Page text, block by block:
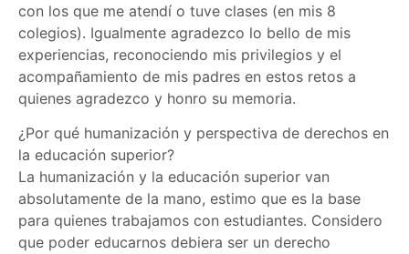
con los que me atendí o tuve clases (en mis 8
colegios). Igualmente agradezco lo bello de mis
experiencias, reconociendo mis privilegios y el
acompañamiento de mis padres en estos retos a
quienes agradezco y honro su memoria.
¿Por qué humanización y perspectiva de derechos en
la educación superior?
La humanización y la educación superior van
absolutamente de la mano, estimo que es la base
para quienes trabajamos con estudiantes. Considero
que poder educarnos debiera ser un derecho